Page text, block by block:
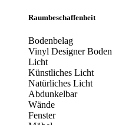
Raumbeschaffenheit
Bodenbelag
Vinyl Designer Boden
Licht
Künstliches Licht
Natürliches Licht
Abdunkelbar
Wände
Fenster